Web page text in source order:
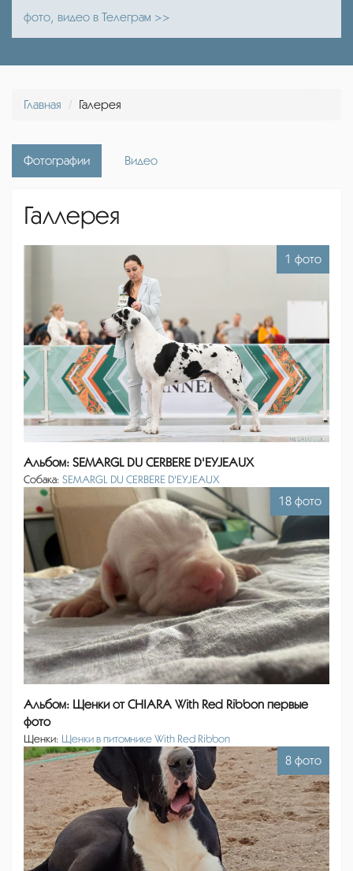
фото, видео в Телеграм >>
Главная Галерея
Фотографии Видео
Галлерея
1 фото
Альбом: SEMARGL DU CERBERE D'EYJEAUX
Собака: SEMARGL DU CERBERE D'EYJEAUX
18 фото
Альбом: Щенки от CHIARA With Red Ribbon первые
фото
Щенки: Щенки в питомнике With Red Ribbon
8 фото